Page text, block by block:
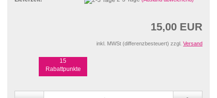
15,00 EUR
inkl. MWSt (differenzbesteuert) zzgl. Versand
15
Rabattpunkte